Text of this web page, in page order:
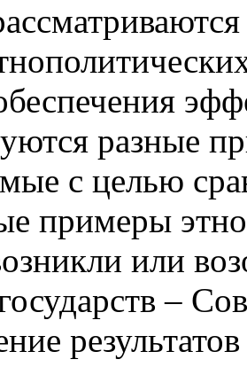
разные
с целью
примеры
или
–